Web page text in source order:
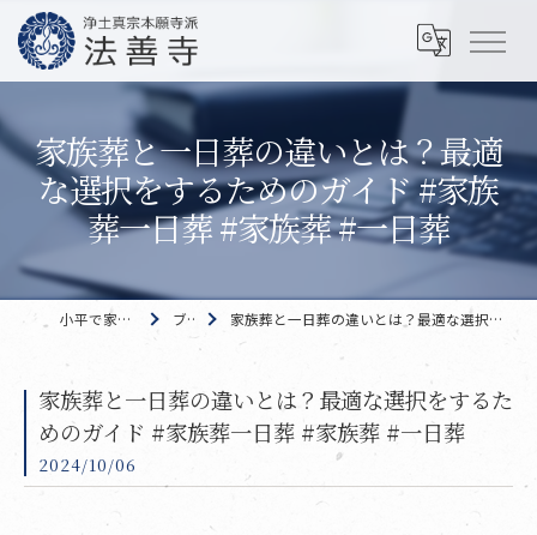
家族葬と一日葬の違いとは？最適
な選択をするためのガイド #家族
葬一日葬 #家族葬 #一日葬
小平で家族葬なら 法善寺 ブログ 家族葬と一日葬の違いとは？最適な選択をするためのガイド #家族葬一日葬 #家族葬 #一日葬
家族葬と一日葬の違いとは？最適な選択をするた
めのガイド #家族葬一日葬 #家族葬 #一日葬
2024/10/06